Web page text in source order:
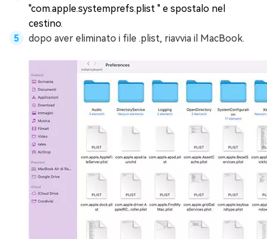
"com.apple.systemprefs.plist " e spostalo nel
cestino.
dopo aver eliminato i file .plist, riavvia il MacBook.